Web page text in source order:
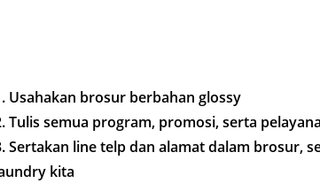
Usahakan brosur berbahan glossy
Tulis semua program, promosi, serta
Sertakan line telp dan alamat dalam brosur,
kita